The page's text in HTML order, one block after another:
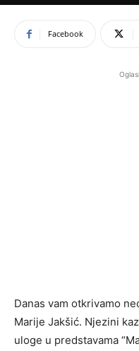
Facebook
Danas vam otkrivamo
Marije Jakšić. Njezini
uloge u predstavama